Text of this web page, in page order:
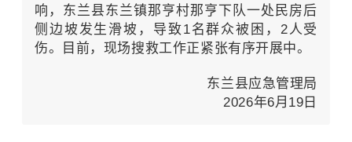
响，东兰县东兰镇那亨村那亨下队一处民房后
侧边坡发生 滑坡 ，导致1名群众被困，2人受
伤。目前，现场搜救工作正紧张有序开展中。
东兰县应急管理局
2026年6月19日